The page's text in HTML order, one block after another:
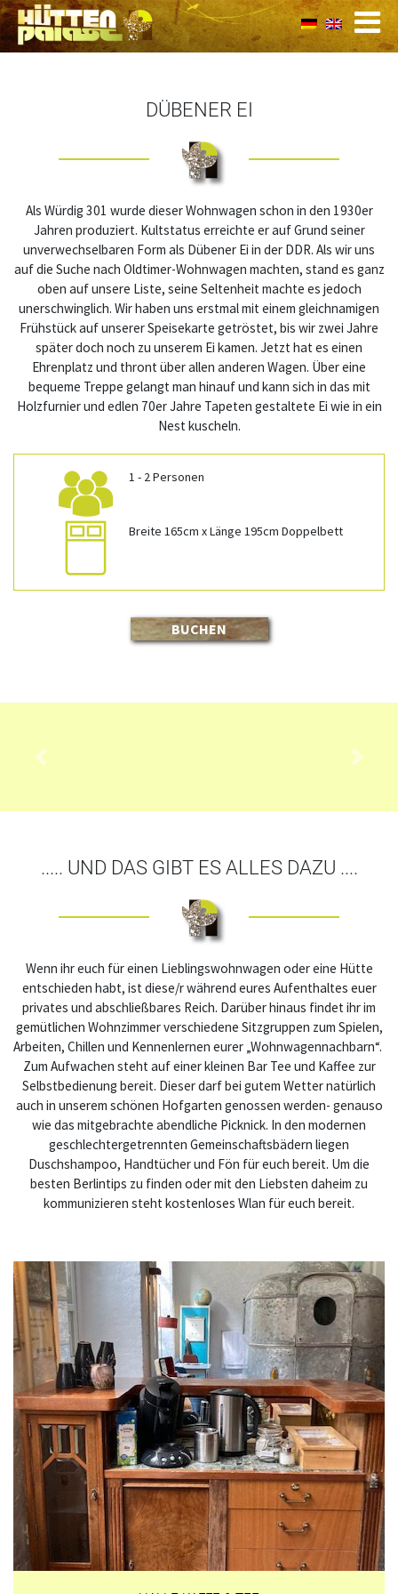
DÜBENER EI
Als Würdig 301 wurde dieser Wohnwagen schon in den 1930er
Jahren produziert. Kultstatus erreichte er auf Grund seiner
unverwechselbaren Form als Dübener Ei in der DDR. Als wir uns
auf die Suche nach Oldtimer-Wohnwagen machten, stand es ganz
oben auf unsere Liste, seine Seltenheit machte es jedoch
unerschwinglich. Wir haben uns erstmal mit einem gleichnamigen
Frühstück auf unserer Speisekarte getröstet, bis wir zwei Jahre
später doch noch zu unserem Ei kamen. Jetzt hat es einen
Ehrenplatz und thront über allen anderen Wagen. Über eine
bequeme Treppe gelangt man hinauf und kann sich in das mit
Holzfurnier und edlen 70er Jahre Tapeten gestaltete Ei wie in ein
Nest kuscheln.
1 - 2 Personen
Breite 165cm x Länge 195cm Doppelbett
BUCHEN
Previous Next
..... UND DAS GIBT ES ALLES DAZU ....
Wenn ihr euch für einen Lieblingswohnwagen oder eine Hütte
entschieden habt, ist diese/r während eures Aufenthaltes euer
privates und abschließbares Reich. Darüber hinaus findet ihr im
gemütlichen Wohnzimmer verschiedene Sitzgruppen zum Spielen,
Arbeiten, Chillen und Kennenlernen eurer „Wohnwagennachbarn“.
Zum Aufwachen steht auf einer kleinen Bar Tee und Kaffee zur
Selbstbedienung bereit. Dieser darf bei gutem Wetter natürlich
auch in unserem schönen Hofgarten genossen werden- genauso
wie das mitgebrachte abendliche Picknick. In den modernen
geschlechtergetrennten Gemeinschaftsbädern liegen
Duschshampoo, Handtücher und Fön für euch bereit. Um die
besten Berlintips zu finden oder mit den Liebsten daheim zu
kommunizieren steht kostenloses Wlan für euch bereit.